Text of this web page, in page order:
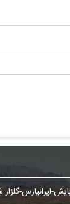
ایرانپارس-